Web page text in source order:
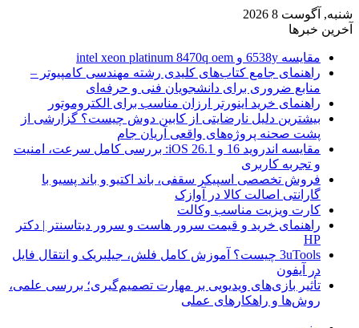
شنبه, آگوست 8 2026
آخرین خبرها
مقایسه 6538y و intel xeon platinum 8470q oem
راهنمای جامع کتاب‌های کلیدی رشته مهندسی کامپیوتر –
منابع ضروری برای دانشجویان فنی و حرفه‌ای
راهنمای خرید اینورتر ارزان مناسب برای الکتروموتور
بیشترین دلیل نارضایتی از کابین دوش چیست؟ گزارشی از
پشت صحنه پروژه‌های واقعی آریان جام
مقایسه اندروید 16 و iOS 26.1: بررسی کامل سرعت، امنیت
و تجربه کاربری
فروش تخصصی اسپیکر سقفی، باند اکتیو و باند پسیو با
گارانتی اصالت کالا در آوازک
کارت ویزیت مناسب وکالت
راهنمای خرید و قیمت سرور هاست و سرور دیتاسنتر | دکتر
HP
3uTools چیست؟ آموزش کامل فلش، جیلبریک و انتقال فایل
در آیفون
تأثیر بازی‌های ویدیویی بر مهارت تصمیم‌گیری؛ بررسی علمی،
روش‌ها و راهکارهای عملی